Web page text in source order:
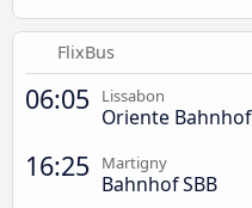
FlixBus
06:05 Lissabon
Oriente Bahnhof
16:25 Martigny
Bahnhof SBB